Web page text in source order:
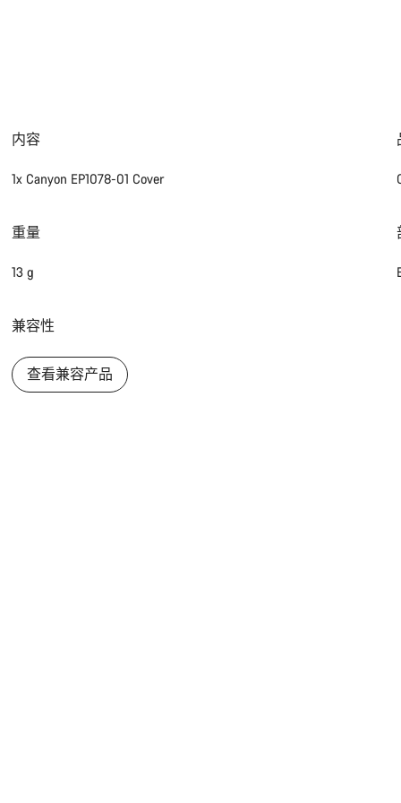
内容
1x Canyon EP1078-01 Cover
重量
13 g
兼容性
查看兼容产品